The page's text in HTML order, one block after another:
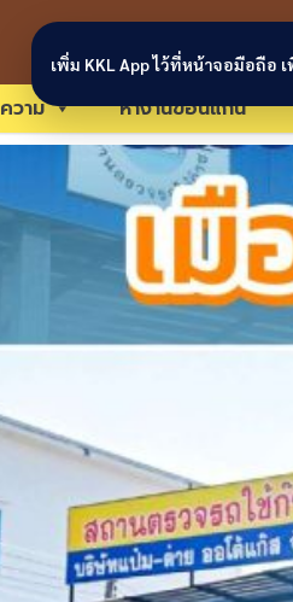
วาม หางานขอนแก่น
เพิ่ม KKL App ไว้ที่หน้าจอมือถือ